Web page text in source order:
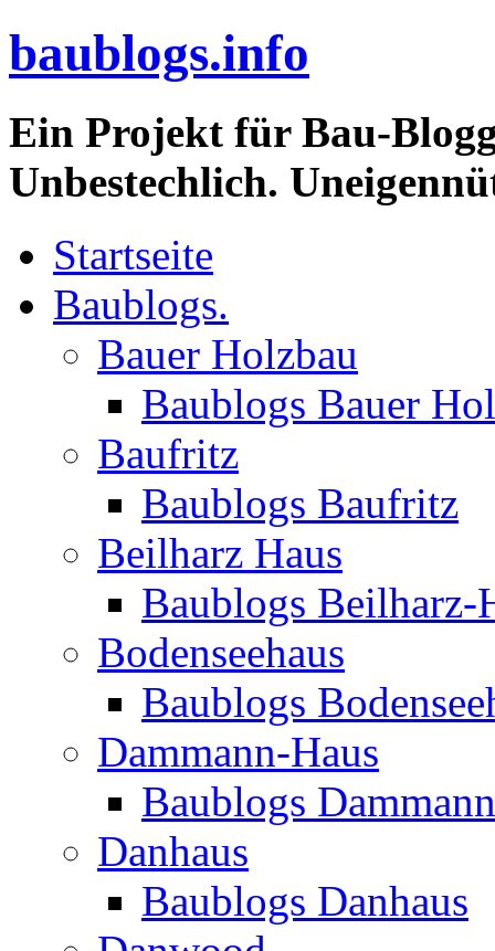
baublogs.info
Ein Projekt für Bau-
Unbestechlich.
Startseite
Baublogs.
Bauer Holzbau
Baublogs Bauer
Baufritz
Baublogs Baufritz
Beilharz Haus
Baublogs Beilharz-
Bodenseehaus
Baublogs
Dammann-Haus
Baublogs
Danhaus
Baublogs Danhaus